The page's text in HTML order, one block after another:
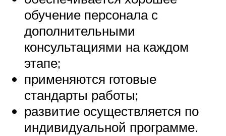
обучение персонала с
дополнительными
консультациями на каждом
этапе;
применяются готовые
стандарты работы;
развитие осуществляется по
индивидуальной программе.